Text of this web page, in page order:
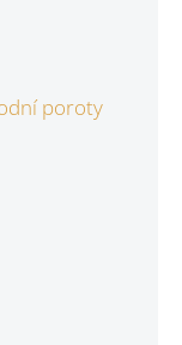
poroty